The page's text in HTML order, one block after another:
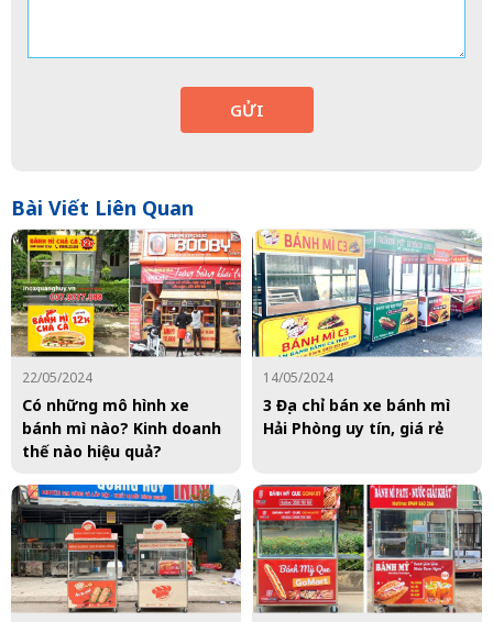
GỬI
Bài Viết Liên Quan
22/05/2024
Có những mô hình xe
bánh mì nào? Kinh doanh
thế nào hiệu quả?
14/05/2024
3 Địa chỉ bán xe bánh mì
Hải Phòng uy tín, giá rẻ